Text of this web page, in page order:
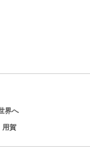
界へ
用賀